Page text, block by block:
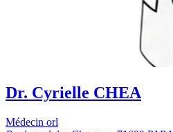
Dr. Cyrielle CHEA
Médecin orl